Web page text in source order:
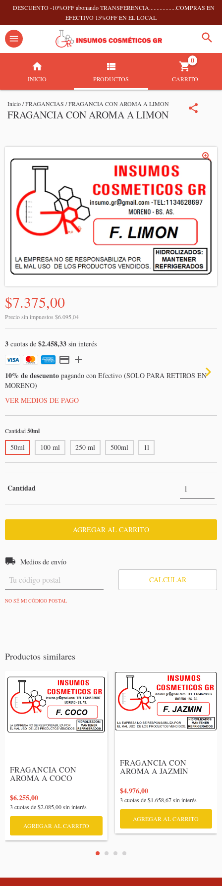
DESCUENTO -10%OFF abonando TRANSFERENCIA..................COMPRAS EN
EFECTIVO 15%OFF EN EL LOCAL
INICIO PRODUCTOS CARRITO
0
Inicio/FRAGANCIAS /FRAGANCIA CON AROMA A LIMON
FRAGANCIA CON AROMA A LIMON
$7.375,00
Precio sin impuestos $6.095,04
3 cuotas de $2.458,33 sin interés
10% de descuento pagando con Efectivo (SOLO PARA RETIROS EN
MORENO)
VER MEDIOS DE PAGO
Cantidad50ml
50ml 100 ml 250 ml 500ml 1l
Cantidad
Entregas para el CP:
Medios de envío
CALCULAR
NO SÉ MI CÓDIGO POSTAL
Productos similares
FRAGANCIA CON
AROMA A COCO
$6.255,00
3 cuotas de$2.085,00sin interés
AGREGAR AL CARRITO
FRAGANCIA CON
AROMA A JAZMIN
$4.976,00
3 cuotas de$1.658,67sin interés
AGREGAR AL CARRITO